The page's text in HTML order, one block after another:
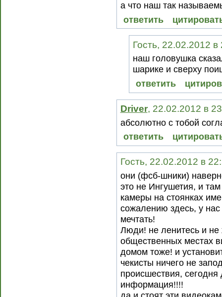
а что наш так
ответить
Гость, 22.02.2012
наш головушка
шарике и сверху
ответить
Driver, 22.02.2012 в
абсолютно с тобой
ответить
Гость, 22.02.2012 в
они (фсб-шники)
это не Ингушетия, и
камеры на стоянках
сожалению здесь, у нас
мечтать!
Люди! не ленитесь и не
общественных местах
домом тоже! и
чекисты ничего не
происшествия, сегодня
информация!!!!